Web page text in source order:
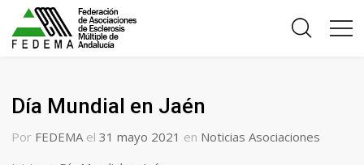
Día Mundial en Jaén
Por FEDEMA el 31 mayo 2021 en Noticias Asociaciones